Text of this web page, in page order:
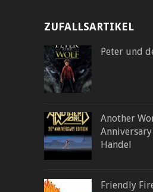
ZUFALLSARTIKEL
Peter und
Another
Handel
Friendly